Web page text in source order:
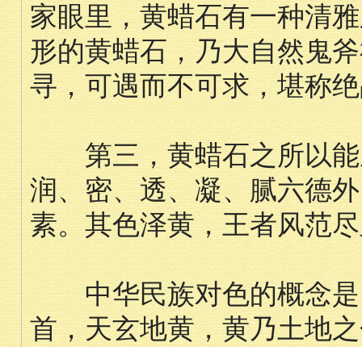
家眼里，黄蜡石有一种清
形的黄蜡石，乃大自然鬼
寻，可遇而不可求，堪称
第三，黄蜡石之所以能
润、密、透、凝、腻六德
素。其色泽黄，王者风范
中华民族对色的概念是
首，天玄地黄，黄乃土地